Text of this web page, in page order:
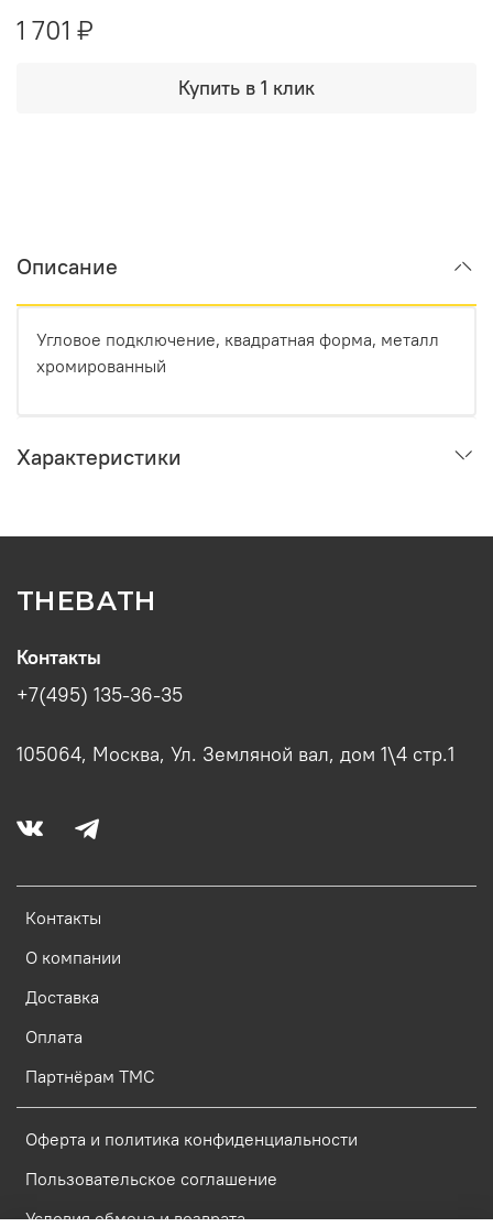
1 701 ₽
Купить в 1 клик
Описание
Угловое подключение, квадратная форма, металл
хромированный
Характеристики
THEBATH
Контакты
О компании
Доставка
Оплата
Партнёрам ТМС
Оферта и политика конфиденциальности
Пользовательское соглашение
Условия обмена и возврата
Контакты
+7(495) 135-36-35
105064, Москва, Ул. Земляной вал, дом 1\4 стр.1